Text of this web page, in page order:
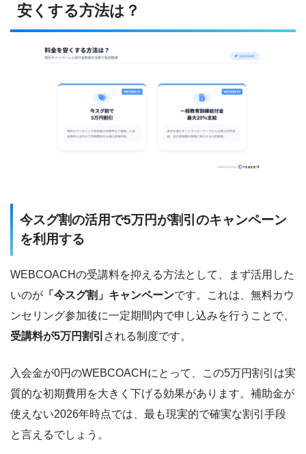
安くする方法は？
今スグ割の活用で5万円が割引のキャンペーン
を利用する
WEBCOACHの受講料を抑える方法として、まず活用した
いのが 「今スグ割」キャンペーンです。これは、無料カウ
ンセリング参加後に一定期間内で申し込みを行うことで、
受講料が5万円割引 される制度です。
入会金が0円のWEBCOACHにとって、この5万円割引は実
質的な初期費用を大きく下げる効果があります。補助金が
使えない2026年時点では、最も現実的で確実な割引手段
と言えるでしょう。